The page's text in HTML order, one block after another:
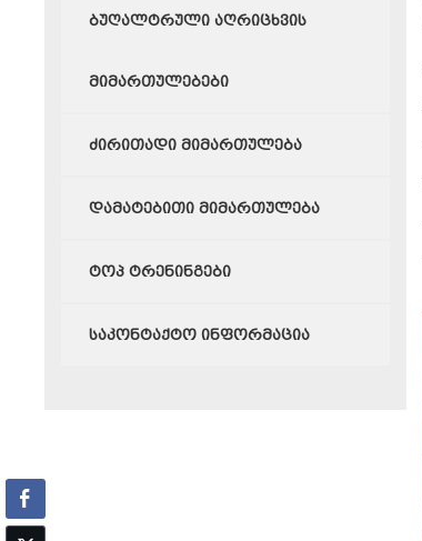
ბუღალტრული აღრიცხვის
მიმართულებები
ძირითადი მიმართულება
დამატებითი მიმართულება
ტოპ ტრენინგები
საკონტაქტო ინფორმაცია